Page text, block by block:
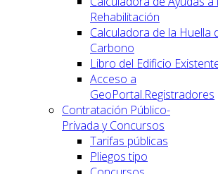
Rehabilitación
Calculadora de la Huella
Carbono
Libro del Edificio
Acceso a
GeoPortal.Registradores
Contratación Público-
Privada y Concursos
Tarifas públicas
Pliegos tipo